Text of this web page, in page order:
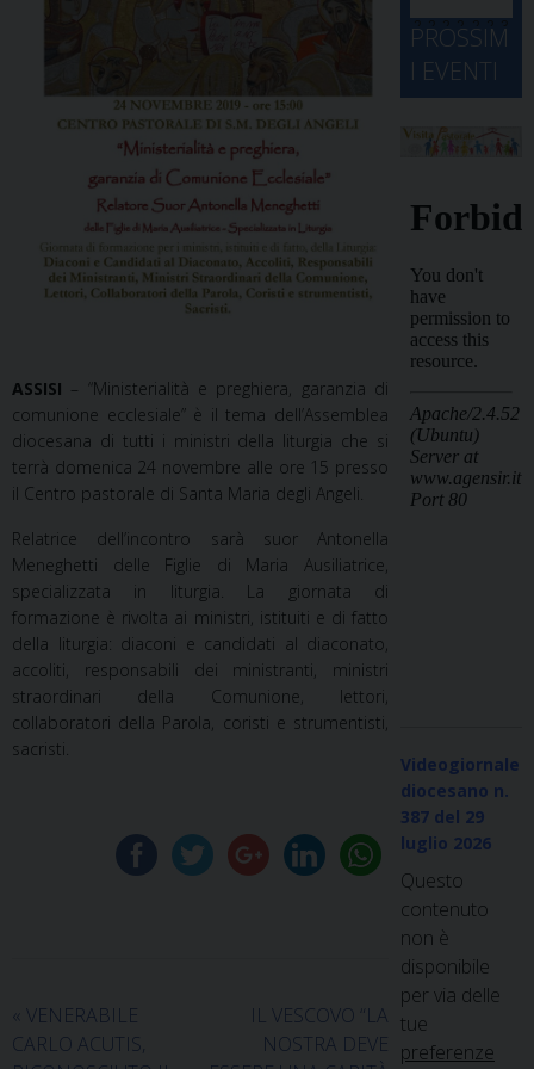
ASSISI – “Ministerialità e preghiera, garanzia di
comunione ecclesiale” è il tema dell’Assemblea
diocesana di tutti i ministri della liturgia che si
terrà domenica 24 novembre alle ore 15 presso
il Centro pastorale di Santa Maria degli Angeli.
Relatrice dell’incontro sarà suor Antonella
Meneghetti delle Figlie di Maria Ausiliatrice,
specializzata in liturgia. La giornata di
formazione è rivolta ai ministri, istituiti e di fatto
della liturgia: diaconi e candidati al diaconato,
accoliti, responsabili dei ministranti, ministri
straordinari della Comunione, lettori,
collaboratori della Parola, coristi e strumentisti,
sacristi.
« VENERABILE
CARLO ACUTIS,
IL VESCOVO “LA
NOSTRA DEVE
2
4
2
5
2
6
2
7
2
8
2
9
3
0
3
1 1 2 3 4 5 6
PROSSIM
I EVENTI
Videogiornale
diocesano n.
387 del 29
luglio 2026
Questo
contenuto
non è
disponibile
per via delle
tue
preferenze